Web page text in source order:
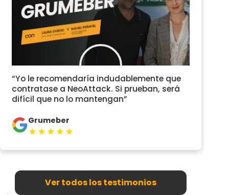
“Yo le recomendaría indudablemente que
contratase a NeoAttack. Si prueban, será
difícil que no lo mantengan”
Grumeber
★★★★★
Ver todos los testimonios